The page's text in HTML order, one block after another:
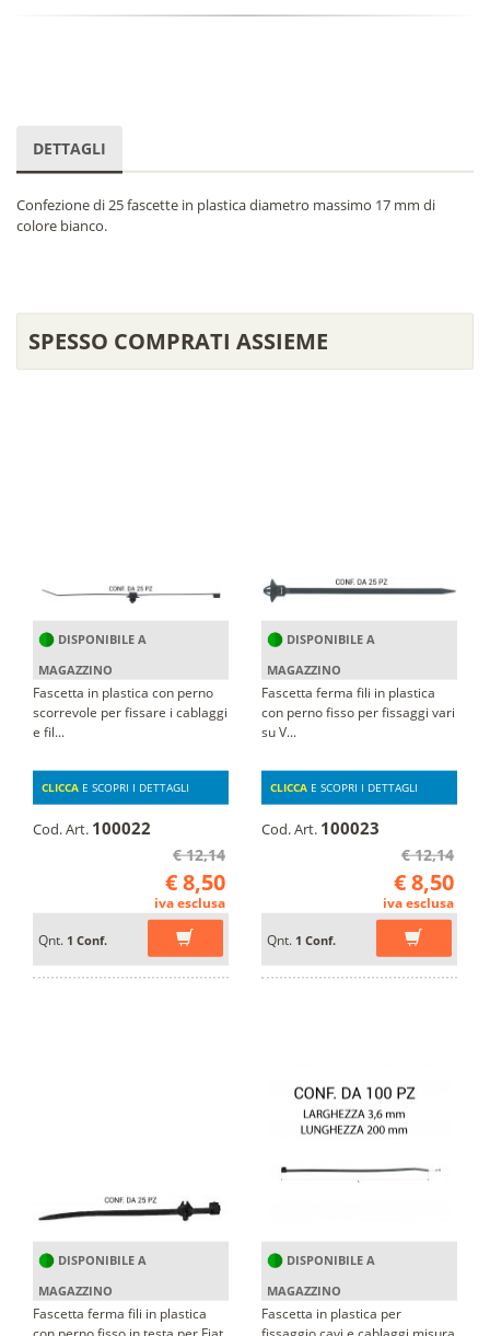
DETTAGLI
Confezione di 25 fascette in plastica diametro massimo 17 mm di
colore bianco.
SPESSO COMPRATI ASSIEME
DISPONIBILE A
MAGAZZINO
Fascetta in plastica con perno
scorrevole per fissare i cablaggi
e fil...
CLICCA E SCOPRI I DETTAGLI
Cod. Art. 100022
€ 12,14
€ 8,50
iva esclusa
Qnt. 1 Conf.
DISPONIBILE A
MAGAZZINO
Fascetta ferma fili in plastica
con perno fisso per fissaggi vari
su V...
CLICCA E SCOPRI I DETTAGLI
Cod. Art. 100023
€ 12,14
€ 8,50
iva esclusa
Qnt. 1 Conf.
DISPONIBILE A
MAGAZZINO
Fascetta ferma fili in plastica
con perno fisso in testa per Fiat,
DISPONIBILE A
MAGAZZINO
Fascetta in plastica per
fissaggio cavi e cablaggi misura